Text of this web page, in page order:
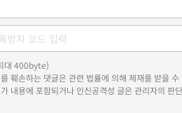
대 400byte)
훼손하는 댓글은 관련 법률에 의해 제재를 받을 수
내용에 포함되거나 인신공격성 글은 관리자의 판